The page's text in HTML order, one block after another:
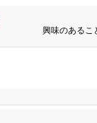
興味のあるこ